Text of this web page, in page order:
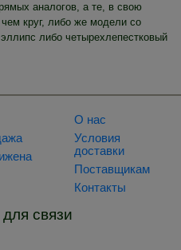
аналогов, а те, в свою
круг, либо же модели со
либо четырехлепестковый
О нас
Условия
доставки
Поставщикам
Контакты
связи